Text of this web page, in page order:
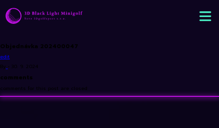
Objednávka 202400047
edit
By • 30. 9. 2024
comments
comments for this post are closed